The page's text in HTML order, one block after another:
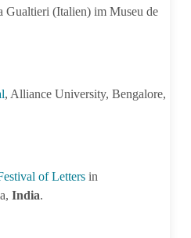
Gualtieri (Italien) im Museu de
, Alliance University, Bengalore,
of Letters in
India.